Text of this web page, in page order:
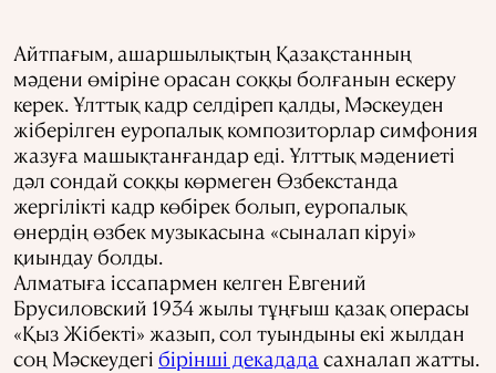
Айтпағым, ашаршылықтың Қазақстанның
мәдени өміріне орасан соққы болғанын ескеру
керек. Ұлттық кадр селдіреп қалды, Мәскеуден
жіберілген еуропалық композиторлар симфония
жазуға машықтанғандар еді. Ұлттық мәдениеті
дәл сондай соққы көрмеген Өзбекстанда
жергілікті кадр көбірек болып, еуропалық
өнердің өзбек музыкасына «сыналап кіруі»
қиындау болды.
Алматыға іссапармен келген Евгений
Брусиловский 1934 жылы тұңғыш қазақ операсы
«Қыз Жібекті» жазып, сол туындыны екі жылдан
соң Мәскеудегі бірінші декадада сахналап жатты.